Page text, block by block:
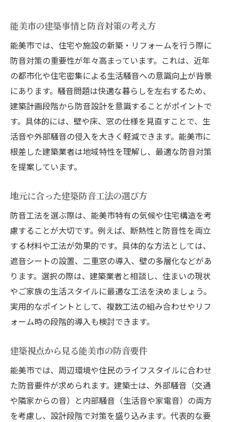
能美市の建築事情と防音対策の考え方
能美市では、住宅や施設の新築・リフォームを行う際に
防音対策の重要性が年々高まっています。これは、近年
の都市化や住宅密集による生活騒音への意識向上が背景
にあります。騒音問題は快適な暮らしを左右するため、
建築計画段階から防音設計を意識することがポイントで
す。具体的には、壁や床、窓の仕様を見直すことで、生
活音や外部騒音の侵入を大きく軽減できます。能美市に
根差した建築業者は地域特性を理解し、最適な防音対策
を提案しています。
地元に合った建築防音工法の選び方
防音工法を選ぶ際は、能美市特有の気候や住宅構造を考
慮することが大切です。例えば、断熱性と防音性を両立
する材料や工法が効果的です。具体的な方法としては、
遮音シートの設置、二重窓の導入、壁の多層化などがあ
ります。選択の際は、建築業者と相談し、住まいの現状
やご家族の生活スタイルに最適な工法を決めましょう。
実用的なポイントとして、複数工法の組み合わせやリフ
ォーム時の段階的導入も検討できます。
建築視点から見る能美市の防音要件
能美市では、周辺環境や住民のライフスタイルに合わせ
た防音要件が求められます。建築士は、外部騒音（交通
や隣家からの音）と内部騒音（生活音や家電音）の両方
を考慮し、設計段階で対策を盛り込みます。代表的な要